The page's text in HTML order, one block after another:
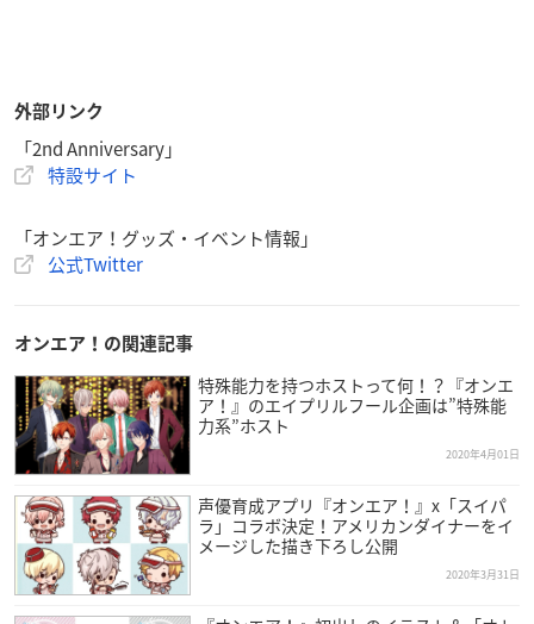
外部リンク
「2nd Anniversary」
特設サイト
「オンエア！グッズ・イベント情報」
公式Twitter
オンエア！の関連記事
特殊能力を持つホストって何！？『オンエ
ア！』のエイプリルフール企画は”特殊能
力系”ホスト
2020年4月01日
声優育成アプリ『オンエア！』x「スイパ
ラ」コラボ決定！アメリカンダイナーをイ
メージした描き下ろし公開
2020年3月31日